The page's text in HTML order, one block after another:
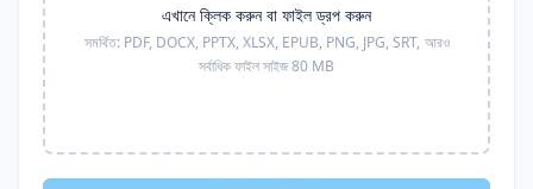
এখানে ক্লিক করুন বা ফাইল ড্রপ করুন
সমর্থিত: PDF, DOCX, PPTX, XLSX, EPUB, PNG, JPG, SRT, আরও
সর্বাধিক ফাইল সাইজ 80 MB